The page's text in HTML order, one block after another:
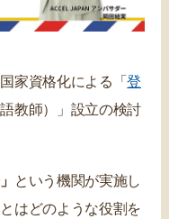
家資格化による「登
教師）」設立の検討
という機関が実施し
はどのような役割を